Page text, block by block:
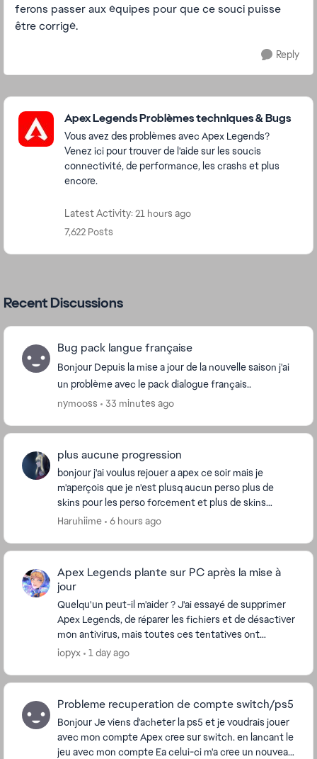
ferons passer aux équipes pour que ce souci puisse
être corrigé.
Reply
Featured Places
Apex Legends Problèmes techniques & Bugs
Vous avez des problèmes avec Apex Legends?
Venez ici pour trouver de l'aide sur les soucis
connectivité, de performance, les crashs et plus
encore.
Latest Activity: 21 hours ago
7,622 Posts
Recent Discussions
Bug pack langue française
Bonjour Depuis la mise a jour de la nouvelle saison j'ai
un problème avec le pack dialogue français..
nymooss
33 minutes ago
plus aucune progression
bonjour j'ai voulus rejouer a apex ce soir mais je
m'aperçois que je n'est plusq aucun perso plus de
skins pour les perso forcement et plus de skins
d'armes non plus alors que j'ai plus de 2500H sur ...
Haruhiime 6 hours ago
Apex Legends plante sur PC après la mise à
jour
Quelqu'un peut-il m'aider ? J'ai essayé de supprimer
Apex Legends, de réparer les fichiers et de désactiver
mon antivirus, mais toutes ces tentatives ont
échoué. Mon jeu plante juste après la cin...
iopyx 1 day ago
Probleme recuperation de compte switch/ps5
Bonjour Je viens d'acheter la ps5 et je voudrais jouer
avec mon compte Apex cree sur switch. en lancant le
jeu avec mon compte Ea celui-ci m'a cree un nouveau